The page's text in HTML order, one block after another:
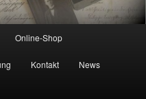
Online-Shop
Kontakt News